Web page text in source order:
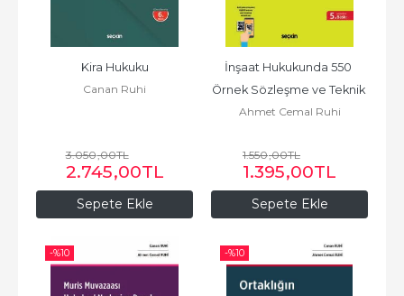
Sepete Ekle
Kira Hukuku
Canan Ruhi
3.050,00TL
2.745,00TL
Sepete Ekle
İnşaat Hukukunda 550
Örnek Sözleşme ve Teknik
Şartname
Ahmet Cemal Ruhi
1.550,00TL
1.395,00TL
-%10 -%10